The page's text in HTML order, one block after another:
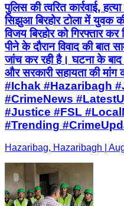
पुलिस की त्वरित कार्रवाई,
सिझुआ बिरहोर टोला में युवक
विजय बिरहोर को गिरफ्तार
पीने के दौरान विवाद की
जांच कर रही है। घटना के बाद
और सरकारी सहायता की
#Ichak #Hazaribagh
#CrimeNews
#Justice #FSL
#Trending
Hazaribag, Hazaribagh |